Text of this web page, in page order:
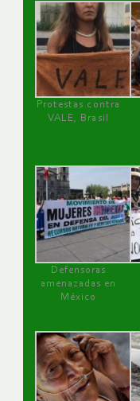
Protestas contra
VALE, Brasil
Defensoras
amenazadas en
México